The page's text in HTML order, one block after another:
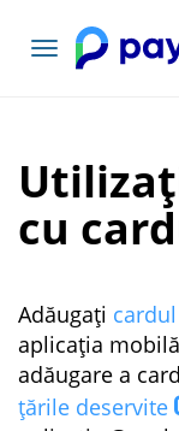
Comutați
navigarea
cu
Adăugați
aplicația
adăugare a
țările deservite